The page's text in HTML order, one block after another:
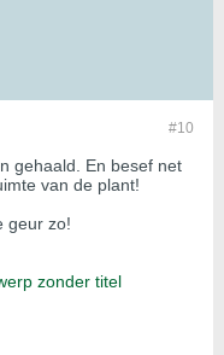
#10
gehaald. En besef net
van de plant!
geur zo!
zonder titel